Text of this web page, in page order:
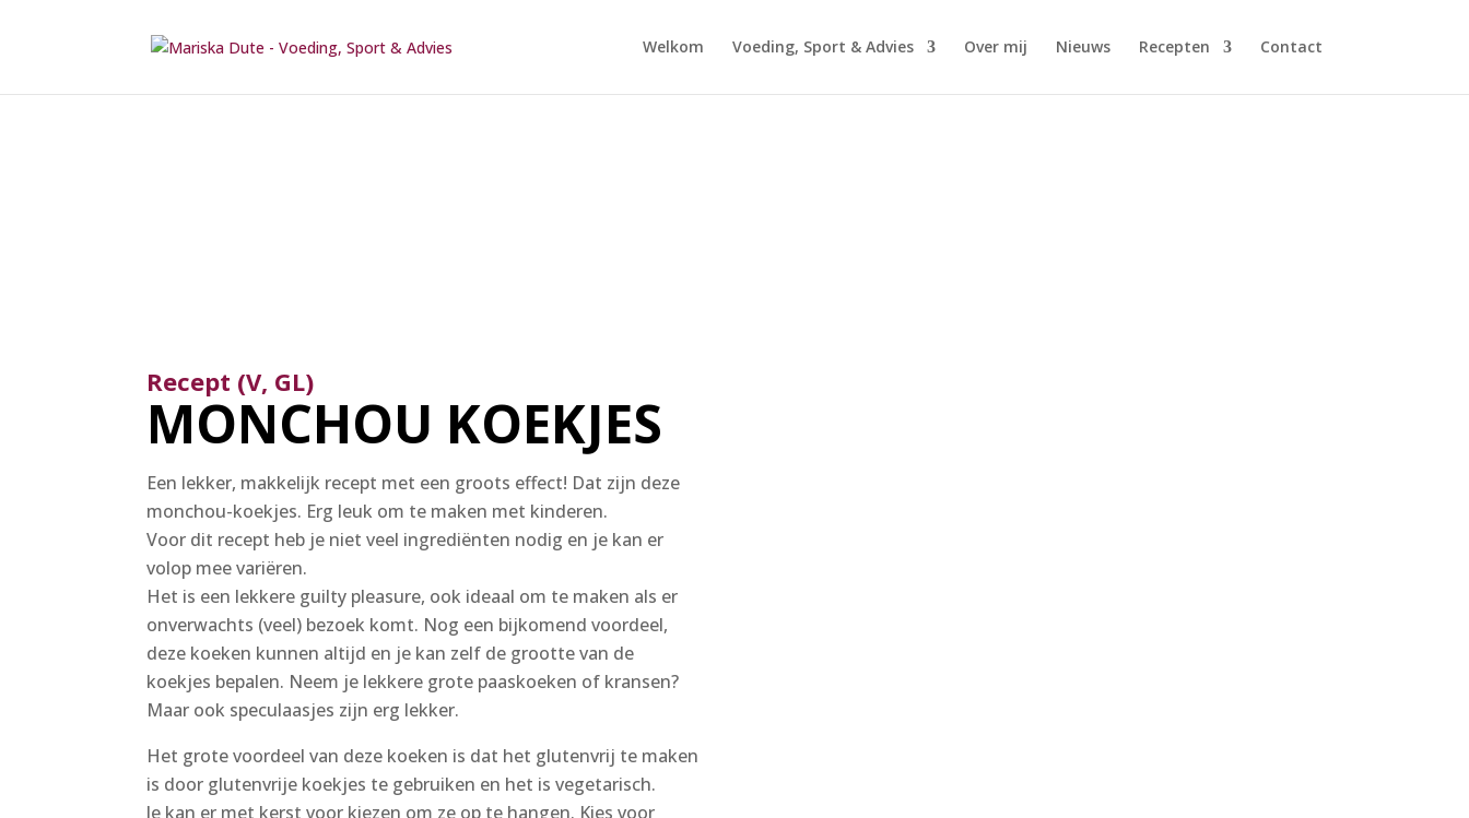
Welkom Voeding, Sport & Advies Over mij Nieuws Recepten Contact
Recept (V, GL)
MONCHOU KOEKJES
Een lekker, makkelijk recept met een groots effect! Dat zijn deze
monchou-koekjes. Erg leuk om te maken met kinderen.
Voor dit recept heb je niet veel ingrediënten nodig en je kan er
volop mee variëren.
Het is een lekkere guilty pleasure, ook ideaal om te maken als er
onverwachts (veel) bezoek komt. Nog een bijkomend voordeel,
deze koeken kunnen altijd en je kan zelf de grootte van de
koekjes bepalen. Neem je lekkere grote paaskoeken of kransen?
Maar ook speculaasjes zijn erg lekker.
Het grote voordeel van deze koeken is dat het glutenvrij te maken
is door glutenvrije koekjes te gebruiken en het is vegetarisch.
Je kan er met kerst voor kiezen om ze op te hangen. Kies voor